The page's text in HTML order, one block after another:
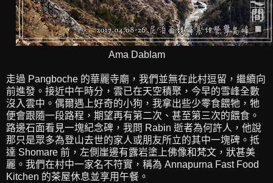
Ama Dablam
走過 Pangboche 的華麗寺廟，我們並無在此村逗留，繼續向
前進發。接近中午時分，雲已在天空積聚，今早的雪峰全數
沒入雲中。偶爾遇上好奇的小狗，我拿出些少零食餵牠，牠
便會跟隨一段路程，期望再有第二次、甚至第三次的餵食。
路邊石面看見一塊紀念碑，我問 Rabin 逝者為何許人，他說
那只是眾多為登山去世的家人或朋友所立的其中一塊碑。抵
達 Shomare 前，左側崖邊有露岩塗上佛像和梵文，狀甚美
麗。我們在村中一家名不符實，稱為 Annapurna Fast Food
Kitchen 的茶屋休息並享用午餐。